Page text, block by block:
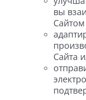
вы
Сайта